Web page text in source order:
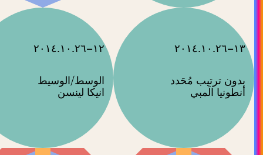
١٣–٢٠١٤.١٠.٢٦ ١٢–٢٠١٤.١٠.٢٦
الوسط/الوسيط
انيكا لينسن